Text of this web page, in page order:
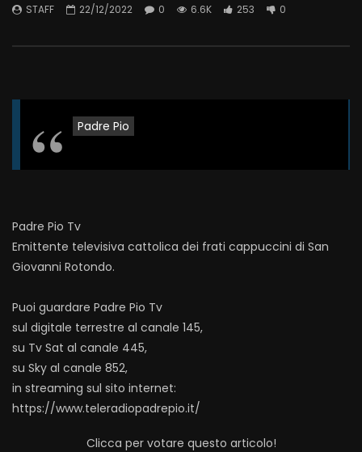
STAFF 22/12/2022 0 6.6K 253 0
Padre Pio
Padre Pio Tv
Emittente televisiva cattolica dei frati cappuccini di San
Giovanni Rotondo.
Puoi guardare Padre Pio Tv
sul digitale terrestre al canale 145,
su Tv Sat al canale 445,
su Sky al canale 852,
in streaming sul sito internet:
https://www.teleradiopadrepio.it/
Clicca per votare questo articolo!